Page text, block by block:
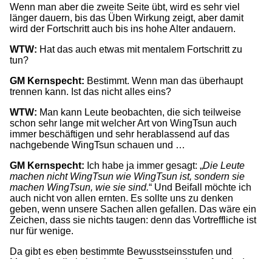
Wenn man aber die zweite Seite übt, wird es sehr viel
länger dauern, bis das Üben Wirkung zeigt, aber damit
wird der Fortschritt auch bis ins hohe Alter andauern.
WTW: Hat das auch etwas mit mentalem Fortschritt zu
tun?
GM Kernspecht: Bestimmt. Wenn man das überhaupt
trennen kann. Ist das nicht alles eins?
WTW: Man kann Leute beobachten, die sich teilweise
schon sehr lange mit welcher Art von WingTsun auch
immer beschäftigen und sehr herablassend auf das
nachgebende WingTsun schauen und …
GM Kernspecht: Ich habe ja immer gesagt: „Die Leute
machen nicht WingTsun wie WingTsun ist, sondern sie
machen WingTsun, wie sie sind.“ Und Beifall möchte ich
auch nicht von allen ernten. Es sollte uns zu denken
geben, wenn unsere Sachen allen gefallen. Das wäre ein
Zeichen, dass sie nichts taugen: denn das Vortreffliche ist
nur für wenige.
Da gibt es eben bestimmte Bewusstseinsstufen und